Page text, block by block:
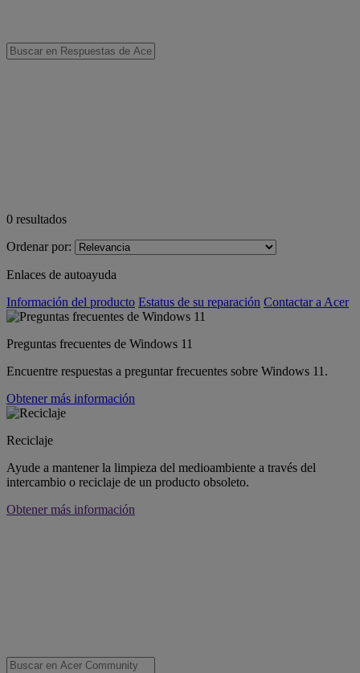
0 resultados
Ordenar por:
Enlaces de autoayuda
Información del producto Estatus de su reparación Contactar a Acer
Preguntas frecuentes de Windows 11
Encuentre respuestas a preguntar frecuentes sobre Windows 11.
Obtener más información
Reciclaje
Ayude a mantener la limpieza del medioambiente a través del
intercambio o reciclaje de un producto obsoleto.
Obtener más información